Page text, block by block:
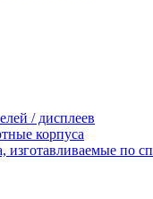
/ дисплеев
корпуса
изготавливаемые по